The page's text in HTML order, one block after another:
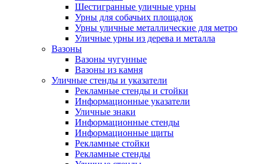
Шестигранные уличные урны
Урны для собачьих площадок
Урны уличные металлические для метро
Уличные урны из дерева и металла
Вазоны
Вазоны чугунные
Вазоны из камня
Уличные стенды и указатели
Рекламные стенды и стойки
Информационные указатели
Уличные знаки
Информационные стенды
Информационные щиты
Рекламные стойки
Рекламные стенды